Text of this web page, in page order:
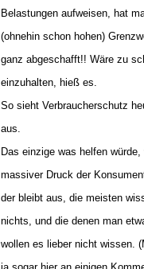
Belastungen aufweisen, hat
(ohnehin schon hohen)
ganz abgeschafft!! Wäre zu
einzuhalten, hieß es.
So sieht Verbraucherschutz
aus.
Das einzige was helfen würde,
massiver Druck der
der bleibt aus, die meisten
nichts, und die denen man
wollen es lieber nicht wissen.